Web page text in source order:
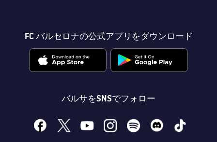
FC バルセロナの公式アプリをダウンロード
バルサをSNSでフォロー
facebook
x youtubeinstagramspotify discord tiktok